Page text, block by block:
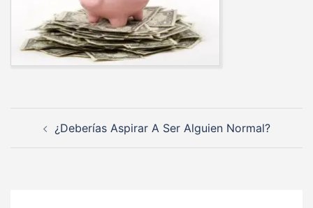
¿Deberías Aspirar A Ser Alguien Normal?